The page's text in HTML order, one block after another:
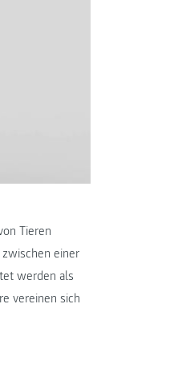
Tieren
einer
werden als
vereinen sich